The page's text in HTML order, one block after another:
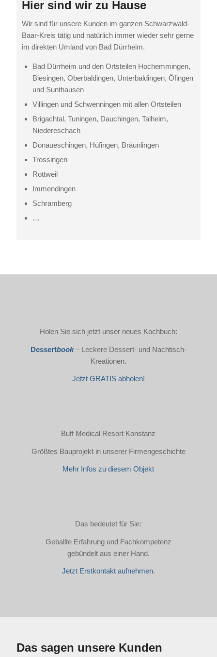
Hier sind wir zu Hause
Wir sind für unsere Kunden im ganzen Schwarzwald-
Baar-Kreis tätig und natürlich immer wieder sehr gerne
im direkten Umland von Bad Dürrheim.
Bad Dürrheim und den Ortsteilen Hochemmingen,
Biesingen, Oberbaldingen, Unterbaldingen, Öfingen
und Sunthausen
Villingen und Schwenningen mit allen Ortsteilen
Brigachtal, Tuningen, Dauchingen, Talheim,
Niedereschach
Donaueschingen, Hüfingen, Bräunlingen
Trossingen
Rottweil
Immendingen
Schramberg
…
Holen Sie sich jetzt unser neues Kochbuch:
Dessertbook– Leckere Dessert- und Nachtisch-
Kreationen.
Jetzt GRATIS abholen!
Buff Medical Resort Konstanz
Größtes Bauprojekt in unserer Firmengeschichte
Mehr Infos zu diesem Objekt
Das bedeutet für Sie:
Geballte Erfahrung und Fachkompetenz
gebündelt aus einer Hand.
Jetzt Erstkontakt aufnehmen.
Das sagen unsere Kunden